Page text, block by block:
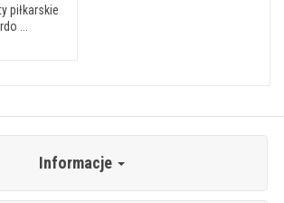
piłkarskie
...
Informacje